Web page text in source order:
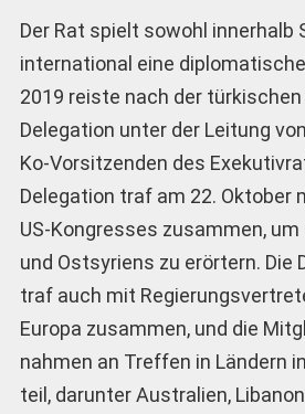
Der Rat spielt sowohl innerhalb
international eine
2019 reiste nach der
Delegation unter der Leitung
Ko-Vorsitzenden des
Delegation traf am 22. Oktober
US-Kongresses zusammen,
und Ostsyriens zu erörtern. Die
traf auch mit
Europa zusammen, und die
nahmen an Treffen in Ländern
teil, darunter Australien,